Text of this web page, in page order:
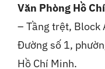
Văn Phòng Hồ
– Tầng trệt, Block
Đường số 1,
Hồ Chí Minh.